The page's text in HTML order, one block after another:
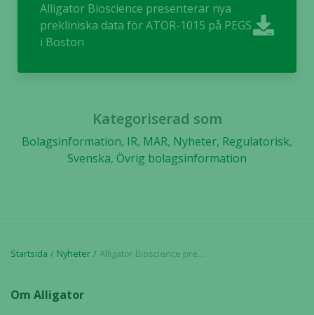
Alligator Bioscience presenterar nya
prekliniska data för ATOR-1015 på PEGS
i Boston
Kategoriserad som
Bolagsinformation, IR, MAR, Nyheter, Regulatorisk,
Svenska, Övrig bolagsinformation
Startsida Nyheter Alligator Bioscience presenterar nya prekliniska data för ATOR-1015 på PEGS i Boston
Om Alligator
används.
prestera så
bra som
möjligt
under ditt
att försvinna